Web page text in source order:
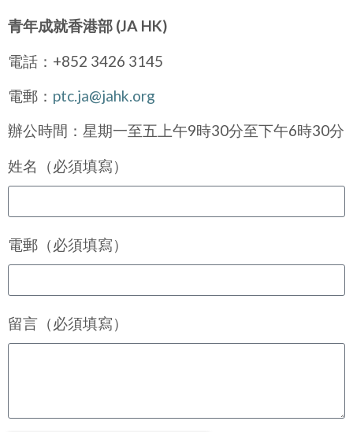
青年成就香港部 (JA HK)
電話：+852 3426 3145
電郵： ptc.ja@jahk.org
辦公時間：星期一至五上午9時30分至下午6時30分
姓名（必須填寫）
電郵（必須填寫）
留言（必須填寫）